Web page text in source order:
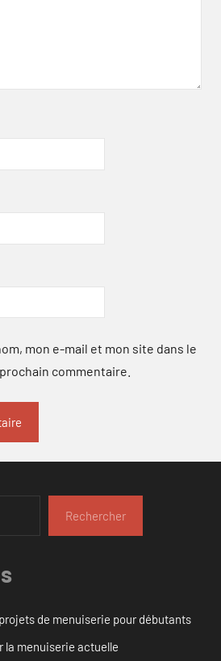
mon e-mail et mon site dans le
commentaire.
Rechercher
de menuiserie pour débutants
la menuiserie actuelle